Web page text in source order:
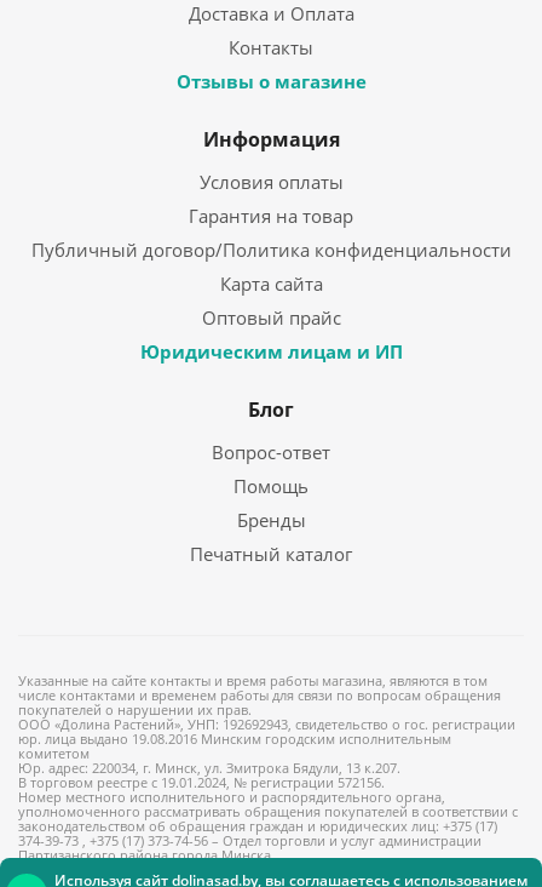
Используя сайт dolinasad.by, вы соглашаетесь с использованием
Доставка и Оплата
Контакты
Отзывы о магазине
Информация
Условия оплаты
Гарантия на товар
Публичный договор/Политика конфиденциальности
Карта сайта
Оптовый прайс
Юридическим лицам и ИП
Блог
Вопрос-ответ
Помощь
Бренды
Печатный каталог
Указанные на сайте контакты и время работы магазина, являются в том
числе контактами и временем работы для связи по вопросам обращения
покупателей о нарушении их прав.
ООО «Долина Растений», УНП: 192692943, свидетельство о гос. регистрации
юр. лица выдано 19.08.2016 Минским городским исполнительным
комитетом
Юр. адрес: 220034, г. Минск, ул. Змитрока Бядули, 13 к.207.
В торговом реестре с 19.01.2024, № регистрации 572156.
Номер местного исполнительного и распорядительного органа,
уполномоченного рассматривать обращения покупателей в соответствии с
законодательством об обращения граждан и юридических лиц: +375 (17)
374-39-73 , +375 (17) 373-74-56 – Отдел торговли и услуг администрации
Партизанского района города Минска